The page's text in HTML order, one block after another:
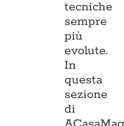
tecniche
sempre
più
evolute.
In
questa
sezione
di